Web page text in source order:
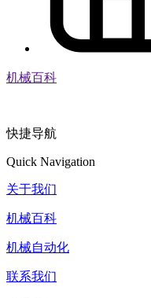
机械百科
快捷导航
Quick Navigation
关于我们
机械百科
机械自动化
联系我们